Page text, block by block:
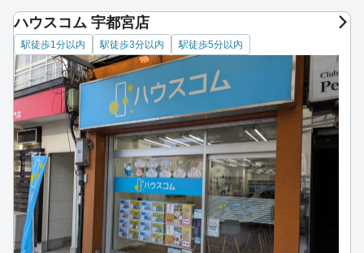
ハウスコム 宇都宮店
駅徒歩1分以内 駅徒歩3分以内 駅徒歩5分以内